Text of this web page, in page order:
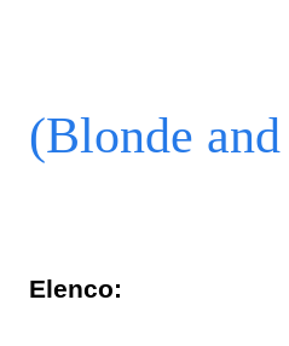
(Blonde
Elenco: